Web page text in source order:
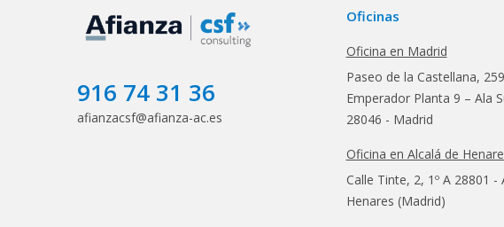
916 74 31 36
afianzacsf@afianza-ac.es
Oficinas
Oficina en Madrid
Paseo de la Castellana,
Emperador Planta 9 – Ala
28046 - Madrid
Oficina en Alcalá de
Calle Tinte, 2, 1º A 28801 -
Henares (Madrid)